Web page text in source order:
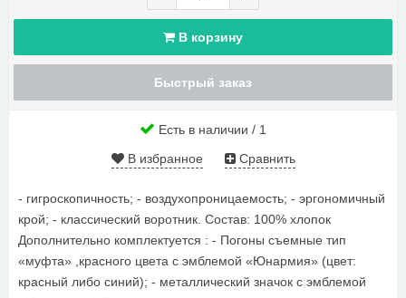
В корзину
Быстрый заказ
Есть в наличии / 1
В избранное
Сравнить
- гигроскопичность; - воздухопроницаемость; - эргономичный
крой; - классический воротник. Состав: 100% хлопок
Дополнительно комплектуется : - Погоны съемные тип
«муфта» ,красного цвета с эмблемой «Юнармия» (цвет:
красный либо синий); - металлический значок с эмблемой